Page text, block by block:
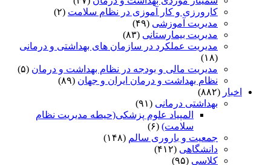
کارورزی و کار آموزی در نظام سلامت (۲)
مدیریت آموزشی (۴۹)
مدیریت بیمارستانی (۸۳)
مدیریت عملکرد در سازمان های بهداشتی و درمانی
(۱۸)
مدیریت مالی و بودجه در نظام بهداشت و درمان (۵)
نظام بهداشت و درمان ایران و جهان (۸۹)
اخبار (۸۸۲)
بهداشتی درمانی (۹۱)
المپیاد علوم پزشکی(حیطه مدیریت نظام
سلامت) (۶)
جمعیت و باروری سالم (۱۴۸)
دانشگاهی (۴۱۲)
کلاسی (۹۵)